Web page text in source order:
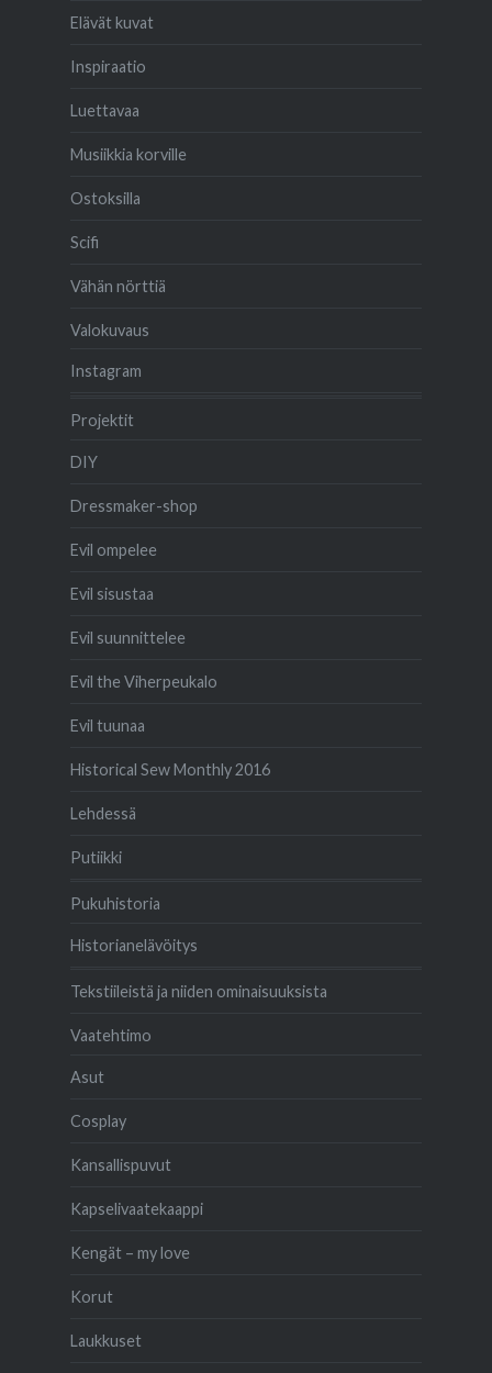
Elävät kuvat
Inspiraatio
Luettavaa
Musiikkia korville
Ostoksilla
Scifi
Vähän nörttiä
Valokuvaus
Instagram
Projektit
DIY
Dressmaker-shop
Evil ompelee
Evil sisustaa
Evil suunnittelee
Evil the Viherpeukalo
Evil tuunaa
Historical Sew Monthly 2016
Lehdessä
Putiikki
Pukuhistoria
Historianelävöitys
Tekstiileistä ja niiden ominaisuuksista
Vaatehtimo
Asut
Cosplay
Kansallispuvut
Kapselivaatekaappi
Kengät – my love
Korut
Laukkuset